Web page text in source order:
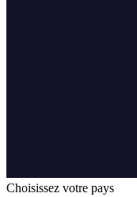
Choisissez votre pays